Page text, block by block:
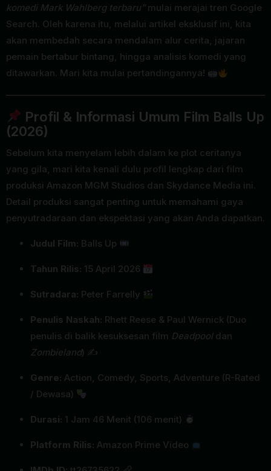
komedi Mark Wahlberg terbaru”mulai merajai tren Google
Search. Oleh karena itu, melalui artikel eksklusif ini, kita
akan membedah secara mendalam alur cerita, jajaran
pemain bertabur bintang, hingga analisis komedi yang
ditawarkan. Mari kita mulai pertandingannya!
Profil & Informasi Umum Film Balls Up
(2026)
Sebelum kita menyelam lebih dalam ke plot ceritanya
yang gila, mari kita kenali dulu profil lengkap dari film
produksi Amazon MGM Studios dan Skydance Media ini.
Detail produksi sangat penting untuk memahami gaya
penyutradaraan dan ekspektasi yang akan Anda dapatkan.
Judul Film: Balls Up
Tahun Rilis: 15 April 2026
Sutradara: Peter Farrelly
Penulis Naskah: Rhett Reese & Paul Wernick (Duo
penulis di balik kesuksesan film Deadpooldan
Zombieland) ✍️
Genre: Action, Comedy, Sports, Adventure (R-Rated
/ Dewasa)
Durasi: 1 Jam 46 Menit (106 menit)
Platform Rilis: Amazon Prime Video